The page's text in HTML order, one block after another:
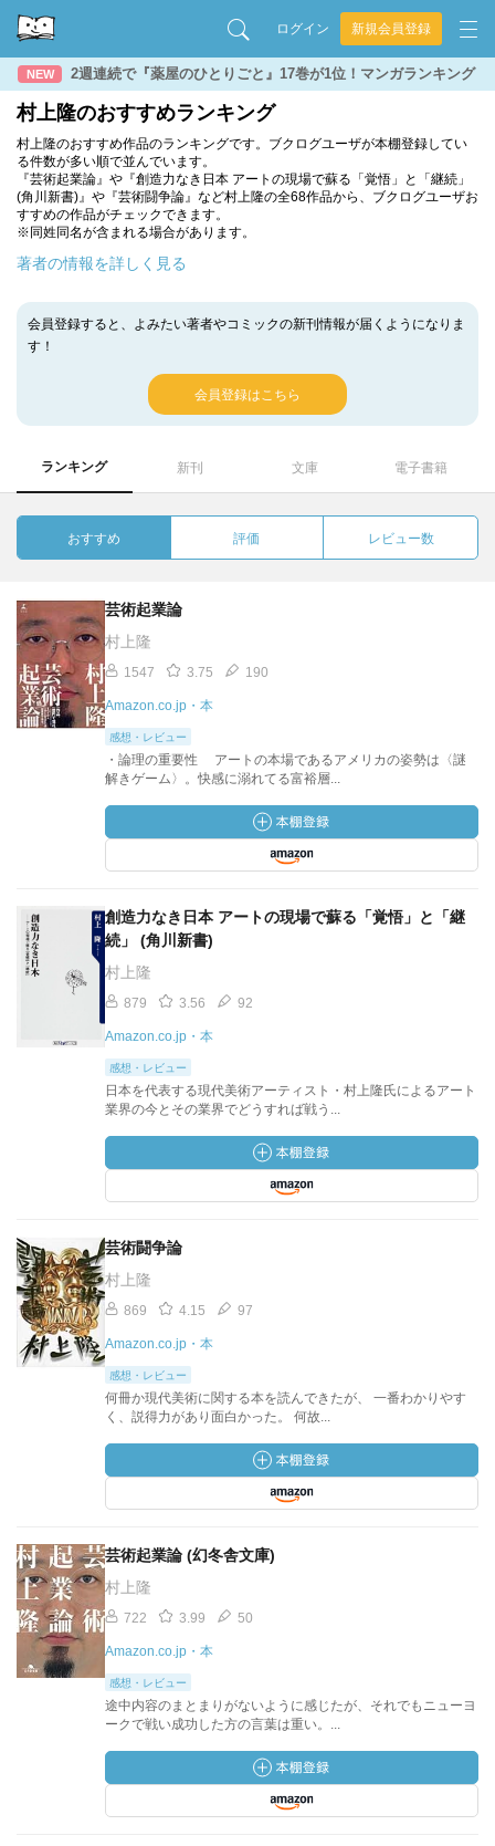
ログイン 新規会員登録
NEW 2週連続で『薬屋のひとりごと』17巻が1位！マンガランキング
村上隆のおすすめランキング
村上隆のおすすめ作品のランキングです。ブクログユーザが本棚登録してい
る件数が多い順で並んでいます。
『芸術起業論』や『創造力なき日本 アートの現場で蘇る「覚悟」と「継続」
(角川新書)』や『芸術闘争論』など村上隆の全68作品から、ブクログユーザお
すすめの作品がチェックできます。
※同姓同名が含まれる場合があります。
著者の情報を詳しく見る
会員登録すると、よみたい著者やコミックの新刊情報が届くようになりま
す！
会員登録はこちら
ランキング 新刊 文庫 電子書籍
おすすめ 評価 レビュー数
芸術起業論
村上隆
1547 3.75 190
Amazon.co.jp・本
感想・レビュー
・論理の重要性 アートの本場であるアメリカの姿勢は〈謎
解きゲーム〉。快感に溺れてる富裕層...
創造力なき日本 アートの現場で蘇る「覚悟」と「継
続」 (角川新書)
村上隆
879 3.56 92
Amazon.co.jp・本
感想・レビュー
日本を代表する現代美術アーティスト・村上隆氏によるアート
業界の今とその業界でどうすれば戦う...
芸術闘争論
村上隆
869 4.15 97
Amazon.co.jp・本
感想・レビュー
何冊か現代美術に関する本を読んできたが、 一番わかりやす
く、説得力があり面白かった。 何故...
芸術起業論 (幻冬舎文庫)
村上隆
722 3.99 50
Amazon.co.jp・本
感想・レビュー
途中内容のまとまりがないように感じたが、それでもニューヨ
ークで戦い成功した方の言葉は重い。...